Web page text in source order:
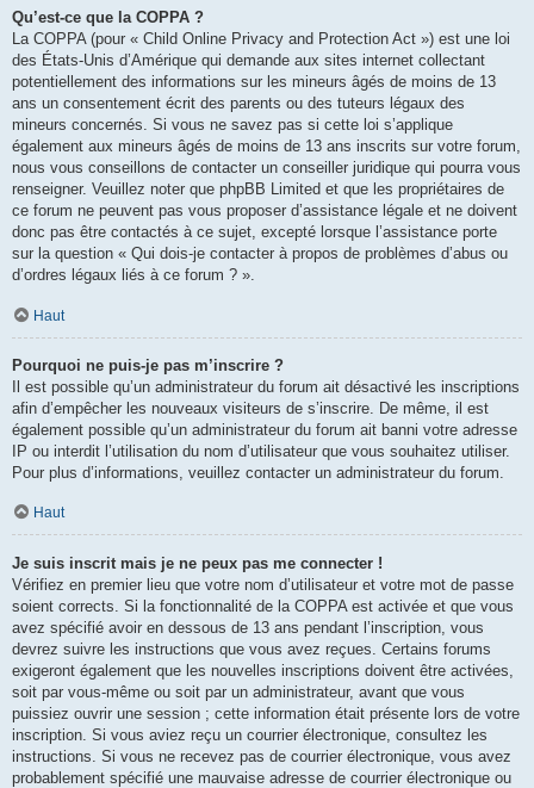
Qu’est-ce que la COPPA ?
La COPPA (pour « Child Online Privacy and Protection Act ») est une loi
des États-Unis d’Amérique qui demande aux sites internet collectant
potentiellement des informations sur les mineurs âgés de moins de 13
ans un consentement écrit des parents ou des tuteurs légaux des
mineurs concernés. Si vous ne savez pas si cette loi s’applique
également aux mineurs âgés de moins de 13 ans inscrits sur votre forum,
nous vous conseillons de contacter un conseiller juridique qui pourra vous
renseigner. Veuillez noter que phpBB Limited et que les propriétaires de
ce forum ne peuvent pas vous proposer d’assistance légale et ne doivent
donc pas être contactés à ce sujet, excepté lorsque l’assistance porte
sur la question « Qui dois-je contacter à propos de problèmes d’abus ou
d’ordres légaux liés à ce forum ? ».
Haut
Pourquoi ne puis-je pas m’inscrire ?
Il est possible qu’un administrateur du forum ait désactivé les inscriptions
afin d’empêcher les nouveaux visiteurs de s’inscrire. De même, il est
également possible qu’un administrateur du forum ait banni votre adresse
IP ou interdit l’utilisation du nom d’utilisateur que vous souhaitez utiliser.
Pour plus d’informations, veuillez contacter un administrateur du forum.
Haut
Je suis inscrit mais je ne peux pas me connecter !
Vérifiez en premier lieu que votre nom d’utilisateur et votre mot de passe
soient corrects. Si la fonctionnalité de la COPPA est activée et que vous
avez spécifié avoir en dessous de 13 ans pendant l’inscription, vous
devrez suivre les instructions que vous avez reçues. Certains forums
exigeront également que les nouvelles inscriptions doivent être activées,
soit par vous-même ou soit par un administrateur, avant que vous
puissiez ouvrir une session ; cette information était présente lors de votre
inscription. Si vous aviez reçu un courrier électronique, consultez les
instructions. Si vous ne recevez pas de courrier électronique, vous avez
probablement spécifié une mauvaise adresse de courrier électronique ou